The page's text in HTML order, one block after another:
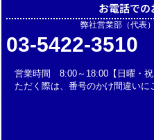
お電話で
弊社営業部（代表
03-5422-3510
営業時間 8:00～18:00【日曜・
ただく際は、番号のかけ間違いに